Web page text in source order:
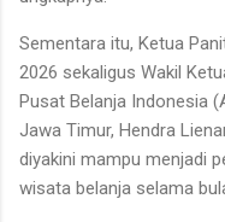
Sementara itu, Ketua
2026 sekaligus Wakil
Pusat Belanja Indonesia
Jawa Timur, Hendra
diyakini mampu menjadi
wisata belanja selama